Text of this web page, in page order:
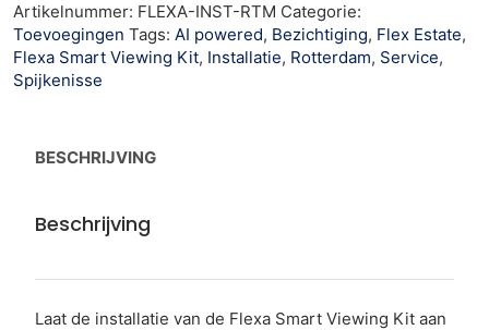
Artikelnummer: FLEXA-INST-RTM Categorie:
Toevoegingen Tags: AI powered, Bezichtiging, Flex Estate,
Flexa Smart Viewing Kit, Installatie, Rotterdam, Service,
Spijkenisse
BESCHRIJVING
Beschrijving
Laat de installatie van de Flexa Smart Viewing Kit aan